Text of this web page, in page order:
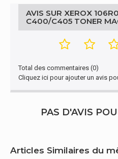
produit
haute capacité
Contenu de l'emballage
Autres caractéristiques
AVIS SUR XEROX
C400/C405 TONER
Total des commentaires (0)
Cliquez ici pour ajouter un avis
PAS D'AVIS
Articles Similaires du